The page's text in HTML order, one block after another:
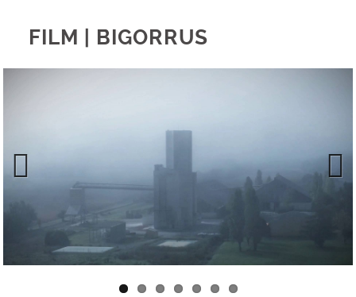
FILM | BIGORRUS
Next